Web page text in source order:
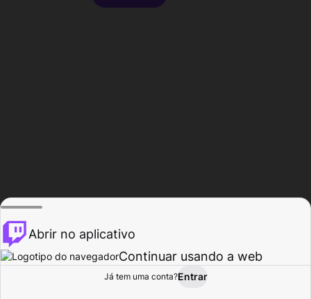
Procurar Atividade
Abrir no aplicativo
Continuar usando a web
Já tem uma conta?Entrar